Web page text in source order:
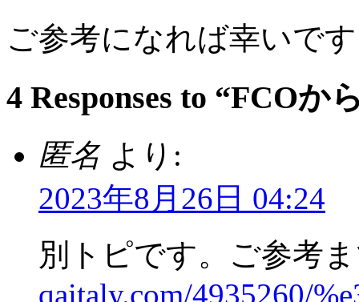
ご参考になれば幸いで
4 Responses to “FCO
匿名 より:
2023年8月26日 04:24
別トピです。ご参考
qaitaly.com/4935260/